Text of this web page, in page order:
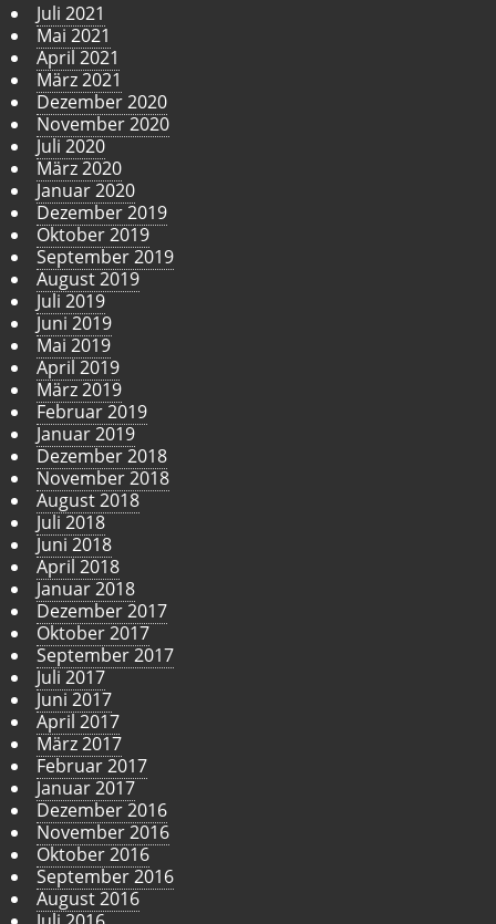
Juli 2021
Mai 2021
April 2021
März 2021
Dezember 2020
November 2020
Juli 2020
März 2020
Januar 2020
Dezember 2019
Oktober 2019
September 2019
August 2019
Juli 2019
Juni 2019
Mai 2019
April 2019
März 2019
Februar 2019
Januar 2019
Dezember 2018
November 2018
August 2018
Juli 2018
Juni 2018
April 2018
Januar 2018
Dezember 2017
Oktober 2017
September 2017
Juli 2017
Juni 2017
April 2017
März 2017
Februar 2017
Januar 2017
Dezember 2016
November 2016
Oktober 2016
September 2016
August 2016